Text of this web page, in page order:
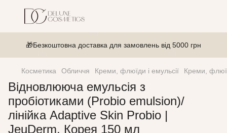
🎁Безкоштовна доставка для замовлень від 5000 грн
Косметика Обличчя Креми, флюїди і емульсії Креми,
Відновлююча емульсія з
пробіотиками (Probio emulsion)/
лінійка Adaptive Skin Probio |
JeuDerm, Корея 150 мл